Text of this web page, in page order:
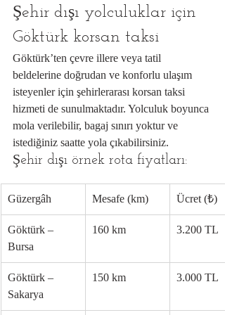
Şehir dışı yolculuklar için
Göktürk korsan taksi
Göktürk’ten çevre illere veya tatil
beldelerine doğrudan ve konforlu ulaşım
isteyenler için şehirlerarası korsan taksi
hizmeti de sunulmaktadır. Yolculuk boyunca
mola verilebilir, bagaj sınırı yoktur ve
istediğiniz saatte yola çıkabilirsiniz.
Şehir dışı örnek rota fiyatları:
Güzergâh Mesafe (km) Ücret (₺)
Göktürk –
Bursa
160 km 3.200 TL
Göktürk –
Sakarya
150 km 3.000 TL